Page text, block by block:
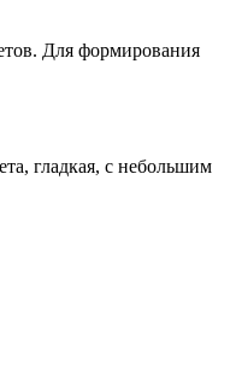
Для формирования
гладкая, с небольшим